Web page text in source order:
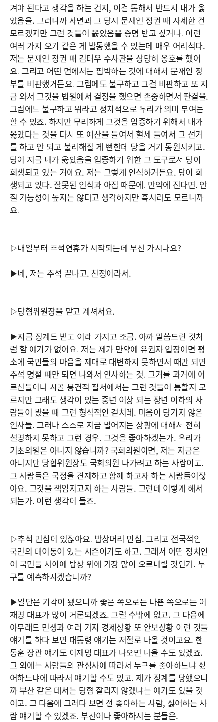
겨야 된다고 생각을 하는 건지, 이걸 통해서 반드시 내가 옳
았음을. 그러니까 사면과 그 당시 문재인 정권 때 자세한 건
모르겠지만 그런 것들이 옳았음을 증명 받고 싶거나. 이런
여러 가지 오기 같은 게 발동했을 수 있는데 매우 어리석다.
저는 문재인 정권 때 김태우 수사관을 상당히 옹호를 했어
요. 그리고 어떤 면에서는 핍박하는 것에 대해서 문재인 정
부를 비판했거든요. 그럼에도 불구하고 그걸 비판하고 또 지
금 와서 그것을 법원에서 결정을 했으면 존중하면서 판결을.
그럼에도 불구하고 뭐라고 정치적으로 우리가 의미 부여는
할 수 있죠. 하지만 무리하게 그것을 입증하기 위해서 내가
옳았다는 것을 다시 또 예산을 들여서 혈세 들여서 그 선거
를 하고 안 되고 불리해질 게 뻔한데 당을 거기 동원시키고.
당이 지금 내가 옳았음을 입증하기 위한 그 도구로서 당이
희생되고 있는 거에요. 저는 그렇게 인식하거든요. 당이 희
생되고 있다. 잘못된 인식과 아집 때문에. 만약에 진다면. 안
질 가능성이 높지는 않다고 생각하지만 혹시라도 모르니까
요.
▷내일부터 추석연휴가 시작되는데 부산 가시나요?
▶네, 저는 추석 끝나고. 친정이라서.
▷당협위원장을 맡고 계셔서요.
▶지금 징계도 받고 이래 가지고 조금. 아까 말씀드린 것처
럼 할 얘기가 없어요. 저는 제가 만약에 유권자 입장이면 평
소에 국민들의 마음을 제대로 대변하지 못하면서 때만 되면
추석 명절 때만 되면 나와서 인사하는 것. 그거를 과거에 어
르신들이나 시골 봉건적 질서에서는 그런 것들이 통할지 모
르지만 그래도 생각이 있는 중년 이상 되는 장년 이하의 사
람들이 봤을 때 그런 형식적인 겉치레. 마음이 당기지 않은
인사들. 그러나 스스로 지금 벌어지는 상황에 대해서 전혀
설명하지 못하고 그런 경우. 그것을 좋아하겠는가. 우리가
기초의원은 아니지 않습니까? 국회의원이면, 저는 지금은
아니지만 당협위원장도 국회의원 나가려고 하는 사람이고.
그 사람들은 국정을 견제하고 함께 하고자 하는 사람들이잖
아요. 그것을 책임지고자 하는 사람들. 그런데 이렇게 해서
되는가. 이런 생각이 들죠.
▷추석 민심이 있잖아요. 밥상머리 민심. 그리고 전국적인
국민의 대이동이 있는 시즌이기도 하고. 그래서 어떤 정치인
이 국민들 사이에 밥상 위에 가장 많이 오르내릴 것인가. 누
구를 예측하시겠습니까?
▶일단은 기각이 됐으니까 좋은 쪽으로든 나쁜 쪽으로든 이
재명 대표가 많이 거론되겠죠. 그럴 수밖에 없고. 그 다음에
아무래도 민생과 여러 가지 경제상황 또 안보상황 이런 것들
얘기를 하다 보면 대통령 얘기는 저절로 나올 것이고요. 한
동훈 장관 얘기도 이재명 대표가 나오면 나올 수도 있겠죠.
그 외에는 사람들의 관심사에 따라서 누구를 좋아하느냐 싫
어하느냐에 따라서 얘기할 수도 있고. 제가 징계를 당했으니
까 부산 같은 데서는 당협 잘리지 않겠냐는 얘기도 있을 것
이고. 그 다음에 그러다 보면 절 좋아하는 사람, 싫어하는 사
람 얘기할 수 있겠죠. 부산이나 좋아하시는 분들은.